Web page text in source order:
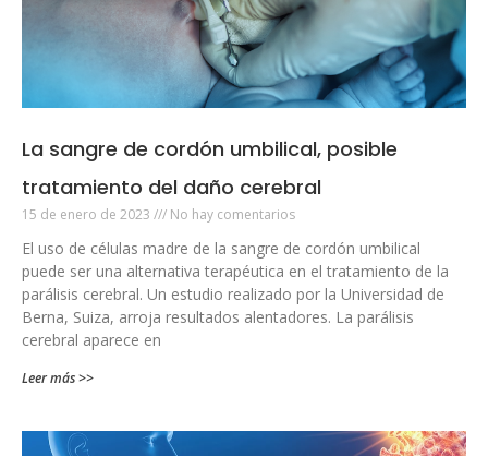
La sangre de cordón umbilical, posible
tratamiento del daño cerebral
15 de enero de 2023 No hay comentarios
El uso de células madre de la sangre de cordón umbilical
puede ser una alternativa terapéutica en el tratamiento de la
parálisis cerebral. Un estudio realizado por la Universidad de
Berna, Suiza, arroja resultados alentadores. La parálisis
cerebral aparece en
Leer más >>